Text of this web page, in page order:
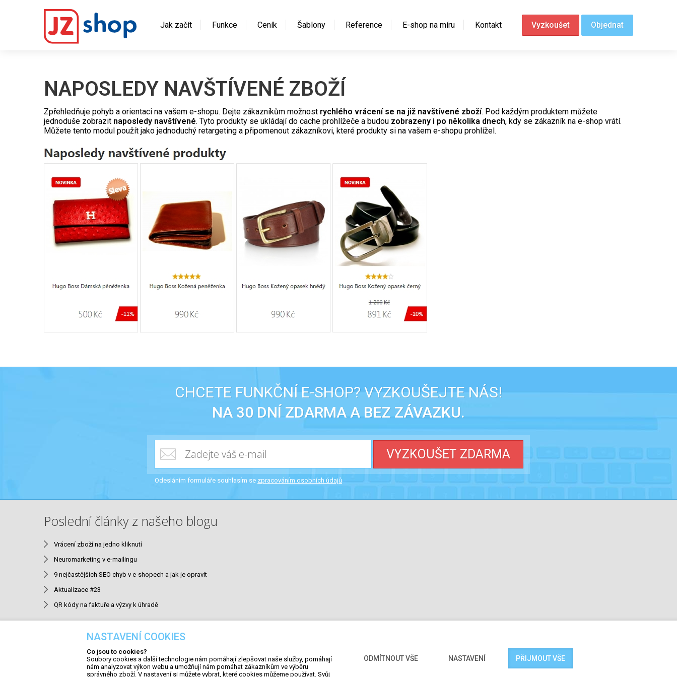
Jak začít Funkce Ceník Šablony Reference E-shop na míru Kontakt Vyzkoušet Objednat
NAPOSLEDY NAVŠTÍVENÉ ZBOŽÍ
Zpřehledňuje pohyb a orientaci na vašem e-shopu. Dejte zákazníkům možnost rychlého vrácení se na již navštívené zboží. Pod každým produktem můžete
jednoduše zobrazit naposledy navštívené. Tyto produkty se ukládají do cache prohlížeče a budou zobrazeny i po několika dnech, kdy se zákazník na e-shop vrátí.
Můžete tento modul použít jako jednoduchý retargeting a připomenout zákazníkovi, které produkty si na vašem e-shopu prohlížel.
CHCETE FUNKČNÍ E-SHOP? VYZKOUŠEJTE NÁS!
NA 30 DNÍ ZDARMA A BEZ ZÁVAZKU.
VYZKOUŠET ZDARMA
Odesláním formuláře souhlasím se zpracováním osobních údajů
Poslední články z našeho blogu
Vrácení zboží na jedno kliknutí
Neuromarketing v e-mailingu
9 nejčastějších SEO chyb v e-shopech a jak je opravit
Aktualizace #23
QR kódy na faktuře a výzvy k úhradě
Nabídka spolupráce Obchodní podmínky
Copyright © 2009 - 2026 | Jirsa a Záruba. Všechna práva vyhrazena. |Nastavení cookies
NASTAVENÍ COOKIES
Co jsou to cookies?
Soubory cookies a další technologie nám pomáhají zlepšovat naše služby, pomáhají
nám analyzovat výkon webu a umožňují nám pomáhat zákazníkům ve výběru
správného zboží. V nastavení si můžete vybrat, které cookies můžeme používat. Svůj
ODMÍTNOUT VŠE NASTAVENÍ PŘIJMOUT VŠE